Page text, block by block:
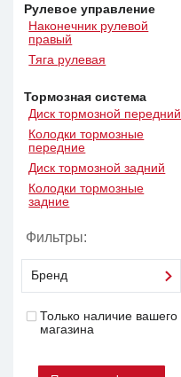
Рулевое управление
Наконечник рулевой
правый
Тяга рулевая
Тормозная система
Диск тормозной передний
Колодки тормозные
передние
Диск тормозной задний
Колодки тормозные
задние
Фильтры:
Бренд
Только наличие вашего
магазина